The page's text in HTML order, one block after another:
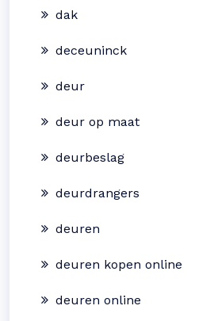
dak
deceuninck
deur
deur op maat
deurbeslag
deurdrangers
deuren
deuren kopen online
deuren online